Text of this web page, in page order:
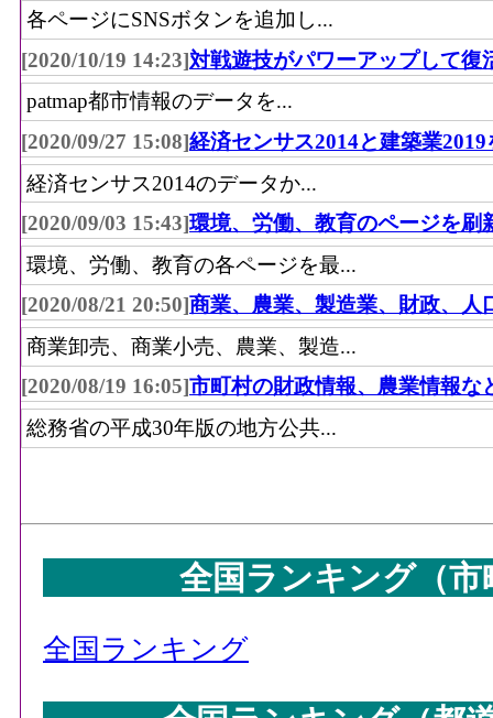
各ページにSNSボタンを追加し...
[2020/10/19 14:23]対戦遊技がパワーアップして復
patmap都市情報のデータを...
[2020/09/27 15:08]経済センサス2014と建築業2019
経済センサス2014のデータか...
[2020/09/03 15:43]環境、労働、教育のページを刷
環境、労働、教育の各ページを最...
[2020/08/21 20:50]商業、農業、製造業、財政、人
商業卸売、商業小売、農業、製造...
[2020/08/19 16:05]市町村の財政情報、農業情報な
総務省の平成30年版の地方公共...
全国ランキング（
全国ランキング